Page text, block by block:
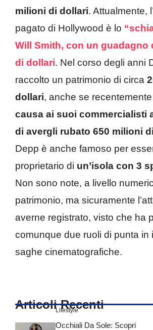
milioni di dollari. Attualmente,
pagato di Hollywood è lo
Will Smith, con un guadagno
di dollari. Nel corso degli anni
raccolto un patrimonio di circa
dollari, anche se recentemente
causa ai suoi commercialisti
di avergli rubato 650 milioni
Depp è anche famoso per
proprietario di un’isola con 3
Non sono note, a livello
patrimonio, ma sicuramente
averne registrato, visto che ha
comunque due ruoli di punta in
saghe cinematografiche.
Articoli Recenti
Lifestyle
Occhiali Da Sole: Scopri